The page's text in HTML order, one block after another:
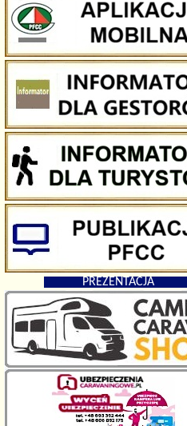
PREZENTACJA